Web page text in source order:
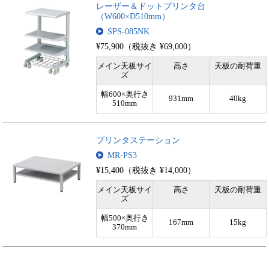
レーザー＆ドットプリンタ台
（W600×D510mm）
SPS-085NK
¥75,900（税抜き ¥69,000）
メイン天板サイ
ズ
高さ 天板の耐荷重
幅600×奥行き
510mm
931mm 40kg
プリンタステーション
MR-PS3
¥15,400（税抜き ¥14,000）
メイン天板サイ
ズ
高さ 天板の耐荷重
幅500×奥行き
370mm
167mm 15kg